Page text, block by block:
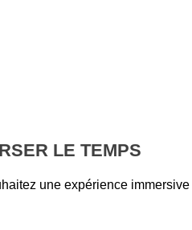
LE TEMPS
une expérience immersive